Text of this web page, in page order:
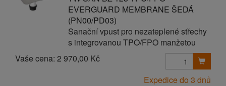
EVERGUARD MEMBRANE ŠEDÁ
(PN00/PD03)
Sanační vpust pro nezateplené střechy
s integrovanou TPO/FPO manžetou
Vaše cena: 2 970,00 Kč
Expedice do 3 dnů